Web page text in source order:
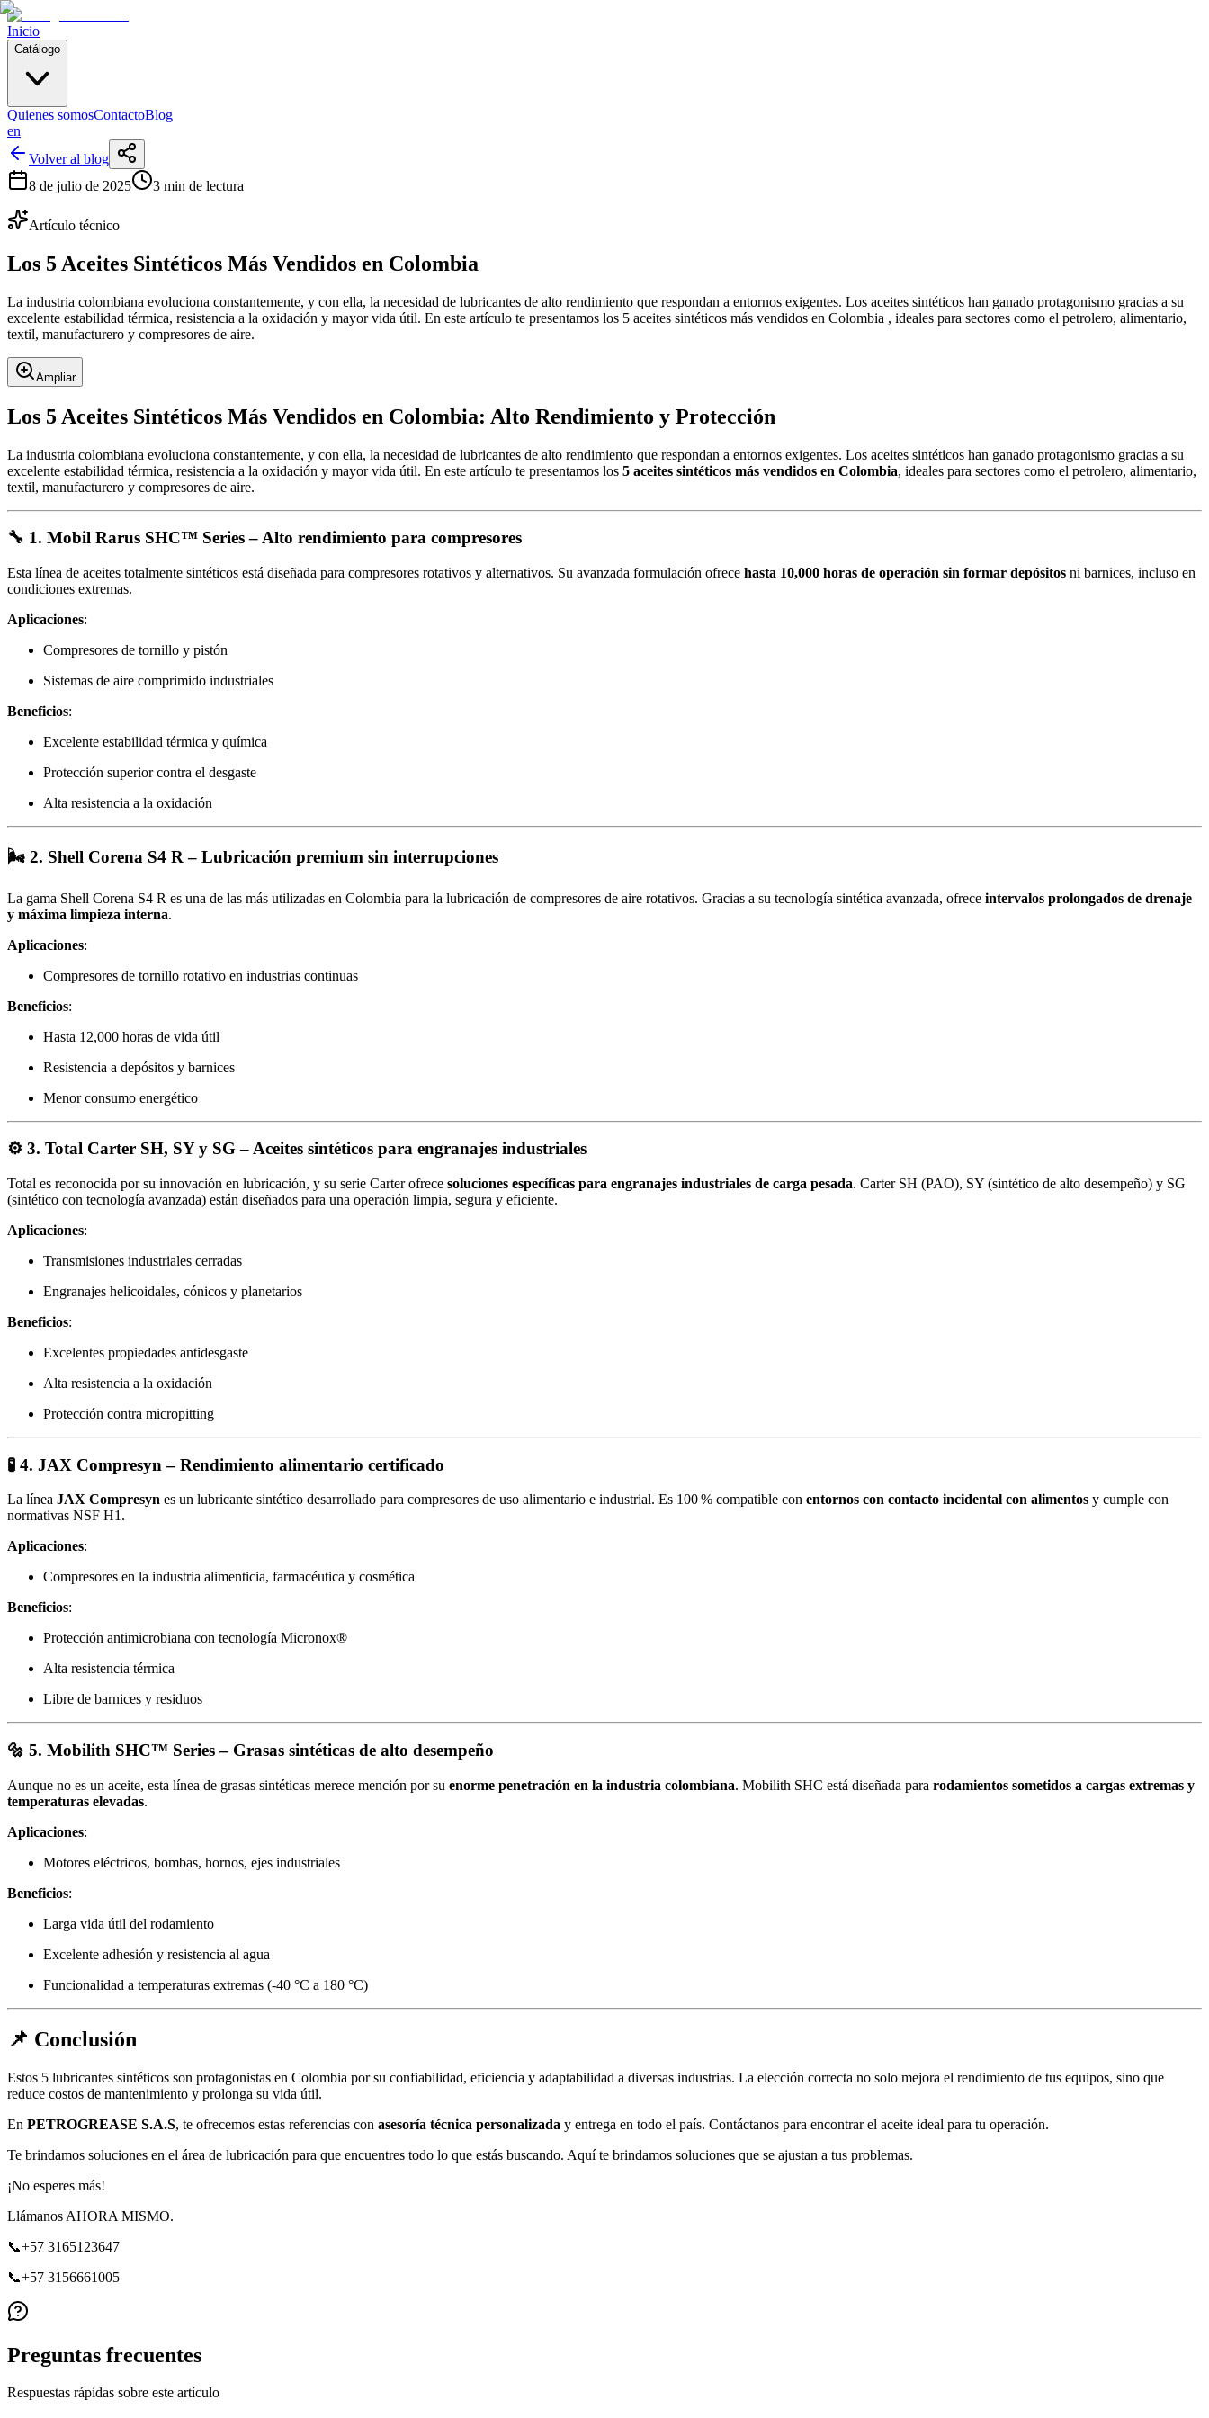
Inicio
Catálogo
Quienes somosContactoBlog
en
Volver al blog
8 de julio de 2025
3 min de lectura
Artículo técnico
Los 5 Aceites Sintéticos Más Vendidos en Colombia
La industria colombiana evoluciona constantemente, y con ella, la necesidad de lubricantes de alto rendimiento que respondan a entornos exigentes. Los aceites sintéticos han ganado protagonismo gracias a su
excelente estabilidad térmica, resistencia a la oxidación y mayor vida útil. En este artículo te presentamos los 5 aceites sintéticos más vendidos en Colombia , ideales para sectores como el petrolero, alimentario,
textil, manufacturero y compresores de aire.
Ampliar
Los 5 Aceites Sintéticos Más Vendidos en Colombia: Alto Rendimiento y Protección
La industria colombiana evoluciona constantemente, y con ella, la necesidad de lubricantes de alto rendimiento que respondan a entornos exigentes. Los aceites sintéticos han ganado protagonismo gracias a su
excelente estabilidad térmica, resistencia a la oxidación y mayor vida útil. En este artículo te presentamos los 5 aceites sintéticos más vendidos en Colombia, ideales para sectores como el petrolero, alimentario,
textil, manufacturero y compresores de aire.
🔧 1. Mobil Rarus SHC™ Series – Alto rendimiento para compresores
Esta línea de aceites totalmente sintéticos está diseñada para compresores rotativos y alternativos. Su avanzada formulación ofrece hasta 10,000 horas de operación sin formar depósitos ni barnices, incluso en
condiciones extremas.
Aplicaciones:
Compresores de tornillo y pistón
Sistemas de aire comprimido industriales
Beneficios:
Excelente estabilidad térmica y química
Protección superior contra el desgaste
Alta resistencia a la oxidación
🌬️ 2. Shell Corena S4 R – Lubricación premium sin interrupciones
La gama Shell Corena S4 R es una de las más utilizadas en Colombia para la lubricación de compresores de aire rotativos. Gracias a su tecnología sintética avanzada, ofrece intervalos prolongados de drenaje
y máxima limpieza interna.
Aplicaciones:
Compresores de tornillo rotativo en industrias continuas
Beneficios:
Hasta 12,000 horas de vida útil
Resistencia a depósitos y barnices
Menor consumo energético
⚙️ 3. Total Carter SH, SY y SG – Aceites sintéticos para engranajes industriales
Total es reconocida por su innovación en lubricación, y su serie Carter ofrece soluciones específicas para engranajes industriales de carga pesada. Carter SH (PAO), SY (sintético de alto desempeño) y SG
(sintético con tecnología avanzada) están diseñados para una operación limpia, segura y eficiente.
Aplicaciones:
Transmisiones industriales cerradas
Engranajes helicoidales, cónicos y planetarios
Beneficios:
Excelentes propiedades antidesgaste
Alta resistencia a la oxidación
Protección contra micropitting
🧪 4. JAX Compresyn – Rendimiento alimentario certificado
La línea JAX Compresyn es un lubricante sintético desarrollado para compresores de uso alimentario e industrial. Es 100 % compatible con entornos con contacto incidental con alimentos y cumple con
normativas NSF H1.
Aplicaciones:
Compresores en la industria alimenticia, farmacéutica y cosmética
Beneficios:
Protección antimicrobiana con tecnología Micronox®
Alta resistencia térmica
Libre de barnices y residuos
🔩 5. Mobilith SHC™ Series – Grasas sintéticas de alto desempeño
Aunque no es un aceite, esta línea de grasas sintéticas merece mención por su enorme penetración en la industria colombiana. Mobilith SHC está diseñada para rodamientos sometidos a cargas extremas y
temperaturas elevadas.
Aplicaciones:
Motores eléctricos, bombas, hornos, ejes industriales
Beneficios:
Larga vida útil del rodamiento
Excelente adhesión y resistencia al agua
Funcionalidad a temperaturas extremas (-40 °C a 180 °C)
📌 Conclusión
Estos 5 lubricantes sintéticos son protagonistas en Colombia por su confiabilidad, eficiencia y adaptabilidad a diversas industrias. La elección correcta no solo mejora el rendimiento de tus equipos, sino que
reduce costos de mantenimiento y prolonga su vida útil.
En PETROGREASE S.A.S, te ofrecemos estas referencias con asesoría técnica personalizada y entrega en todo el país. Contáctanos para encontrar el aceite ideal para tu operación.
Te brindamos soluciones en el área de lubricación para que encuentres todo lo que estás buscando. Aquí te brindamos soluciones que se ajustan a tus problemas.
¡No esperes más!
Llámanos AHORA MISMO.
📞+57 3165123647
📞+57 3156661005
Preguntas frecuentes
Respuestas rápidas sobre este artículo